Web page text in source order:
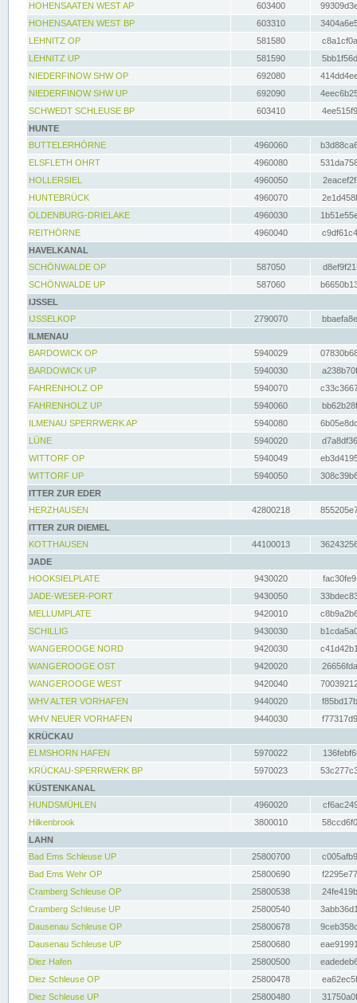
HOHENSAATEN WEST AP
603400
HOHENSAATEN WEST BP
603310
LEHNITZ OP
581580
LEHNITZ UP
581590
NIEDERFINOW SHW OP
692080
NIEDERFINOW SHW UP
692090
SCHWEDT SCHLEUSE BP
603410
HUNTE
BUTTELERHÖRNE
4960060
ELSFLETH OHRT
4960080
HOLLERSIEL
4960050
HUNTEBRÜCK
4960070
OLDENBURG-DRIELAKE
4960030
REITHÖRNE
4960040
HAVELKANAL
SCHÖNWALDE OP
587050
SCHÖNWALDE UP
587060
IJSSEL
IJSSELKOP
2790070
ILMENAU
BARDOWICK OP
5940029
BARDOWICK UP
5940030
FAHRENHOLZ OP
5940070
FAHRENHOLZ UP
5940060
ILMENAU SPERRWERK AP
5940080
LÜNE
5940020
WITTORF OP
5940049
WITTORF UP
5940050
ITTER ZUR EDER
HERZHAUSEN
42800218
ITTER ZUR DIEMEL
KOTTHAUSEN
44100013
JADE
HOOKSIELPLATE
9430020
JADE-WESER-PORT
9430050
MELLUMPLATE
9420010
SCHILLIG
9430030
WANGEROOGE NORD
9420030
WANGEROOGE OST
9420020
WANGEROOGE WEST
9420040
WHV ALTER VORHAFEN
9440020
WHV NEUER VORHAFEN
9440030
KRÜCKAU
ELMSHORN HAFEN
5970022
KRÜCKAU-SPERRWERK BP
5970023
KÜSTENKANAL
HUNDSMÜHLEN
4960020
Hilkenbrook
3800010
LAHN
Bad Ems Schleuse UP
25800700
Bad Ems Wehr OP
25800690
Cramberg Schleuse OP
25800538
Cramberg Schleuse UP
25800540
Dausenau Schleuse OP
25800678
Dausenau Schleuse UP
25800680
Diez Hafen
25800500
Diez Schleuse OP
25800478
Diez Schleuse UP
25800480